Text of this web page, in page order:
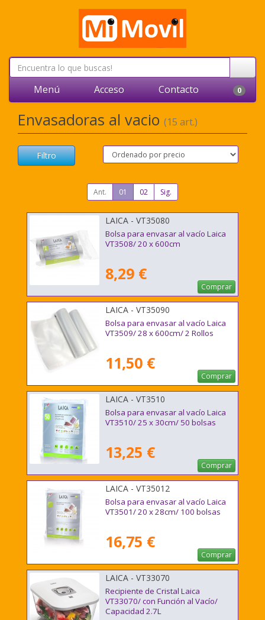
Menú Acceso Contacto 0
Envasadoras al vacio (15 art.)
Filtro
Ant. 01 02 Sig.
LAICA - VT35080
Bolsa para envasar al vacío Laica
VT3508/ 20 x 600cm
8,29 €
Comprar
LAICA - VT35090
Bolsa para envasar al vacío Laica
VT3509/ 28 x 600cm/ 2 Rollos
11,50 €
Comprar
LAICA - VT3510
Bolsa para envasar al vacío Laica
VT3510/ 25 x 30cm/ 50 bolsas
13,25 €
Comprar
LAICA - VT35012
Bolsa para envasar al vacío Laica
VT3501/ 20 x 28cm/ 100 bolsas
16,75 €
Comprar
LAICA - VT33070
Recipiente de Cristal Laica
VT33070/ con Función al Vacío/
Capacidad 2.7L